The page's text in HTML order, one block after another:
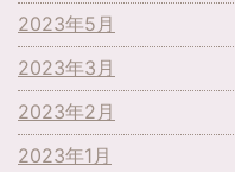
2023年5月
2023年3月
2023年2月
2023年1月